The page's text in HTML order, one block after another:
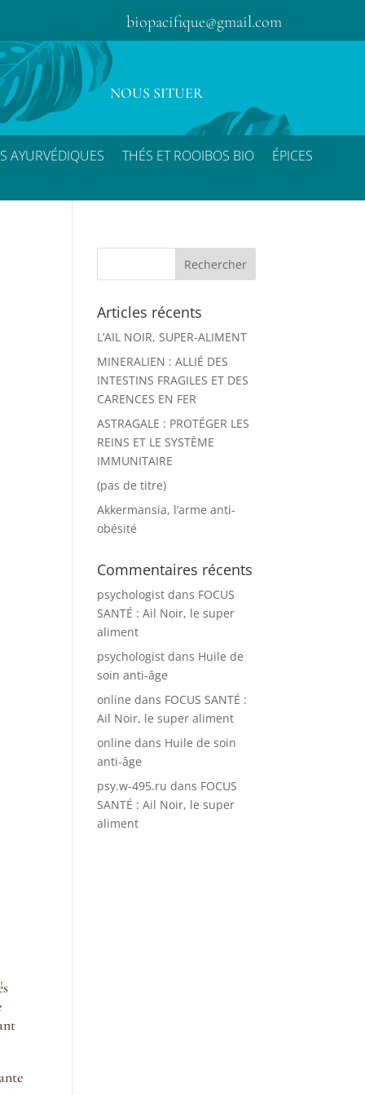
biopacifique@gmail.com
NOUS SITUER
AYURVÉDIQUES THÉS ET ROOIBOS BIO
ÉPICES
Articles récents
L’AIL NOIR, SUPER-ALIMENT
MINERALIEN : ALLIÉ DES
INTESTINS FRAGILES ET DES
CARENCES EN FER
ASTRAGALE : PROTÉGER LES
REINS ET LE SYSTÈME
IMMUNITAIRE
(pas de titre)
Akkermansia, l’arme anti-
obésité
Commentaires récents
psychologist dans FOCUS
SANTÉ : Ail Noir, le super
aliment
psychologist dans Huile de
soin anti-âge
online dans FOCUS SANTÉ :
Ail Noir, le super aliment
online dans Huile de soin
anti-âge
psy.w-495.ru dans FOCUS
SANTÉ : Ail Noir, le super
aliment